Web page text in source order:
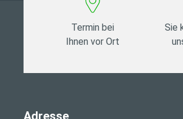
Termin bei
Ihnen vor Ort
Sie
Adresse